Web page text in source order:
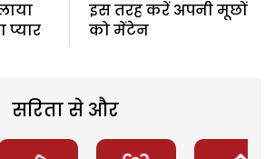
प्यार
इस तरह करें अपनी मूछों
को मेंटेन
सरिता से और